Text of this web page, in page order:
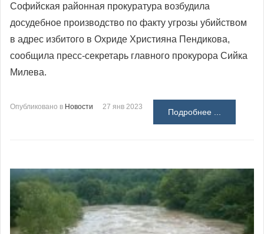
Софийская районная прокуратура возбудила
досудебное производство по факту угрозы убийством
в адрес избитого в Охриде Християна Пендикова,
сообщила пресс-секретарь главного прокурора Сийка
Милева.
Опубликовано в Новости 27 янв 2023
Подробнее ...